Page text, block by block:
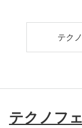
テク
テクノフ